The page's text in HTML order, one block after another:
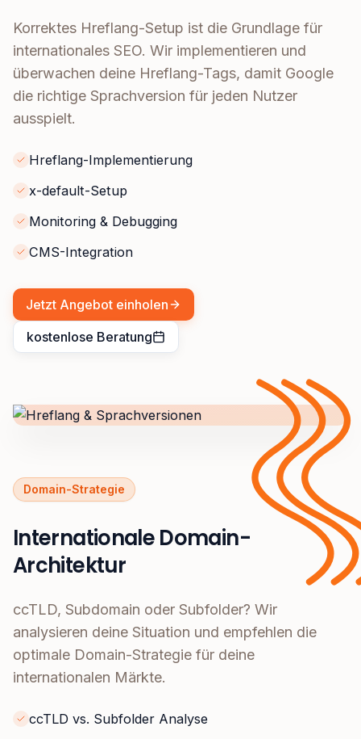
Korrektes Hreflang-Setup ist die Grundlage für
internationales SEO. Wir implementieren und
überwachen deine Hreflang-Tags, damit Google
die richtige Sprachversion für jeden Nutzer
ausspielt.
Hreflang-Implementierung
x-default-Setup
Monitoring & Debugging
CMS-Integration
Jetzt Angebot einholen
kostenlose Beratung
Domain-Strategie
Internationale Domain-
Architektur
ccTLD, Subdomain oder Subfolder? Wir
analysieren deine Situation und empfehlen die
optimale Domain-Strategie für deine
internationalen Märkte.
ccTLD vs. Subfolder Analyse